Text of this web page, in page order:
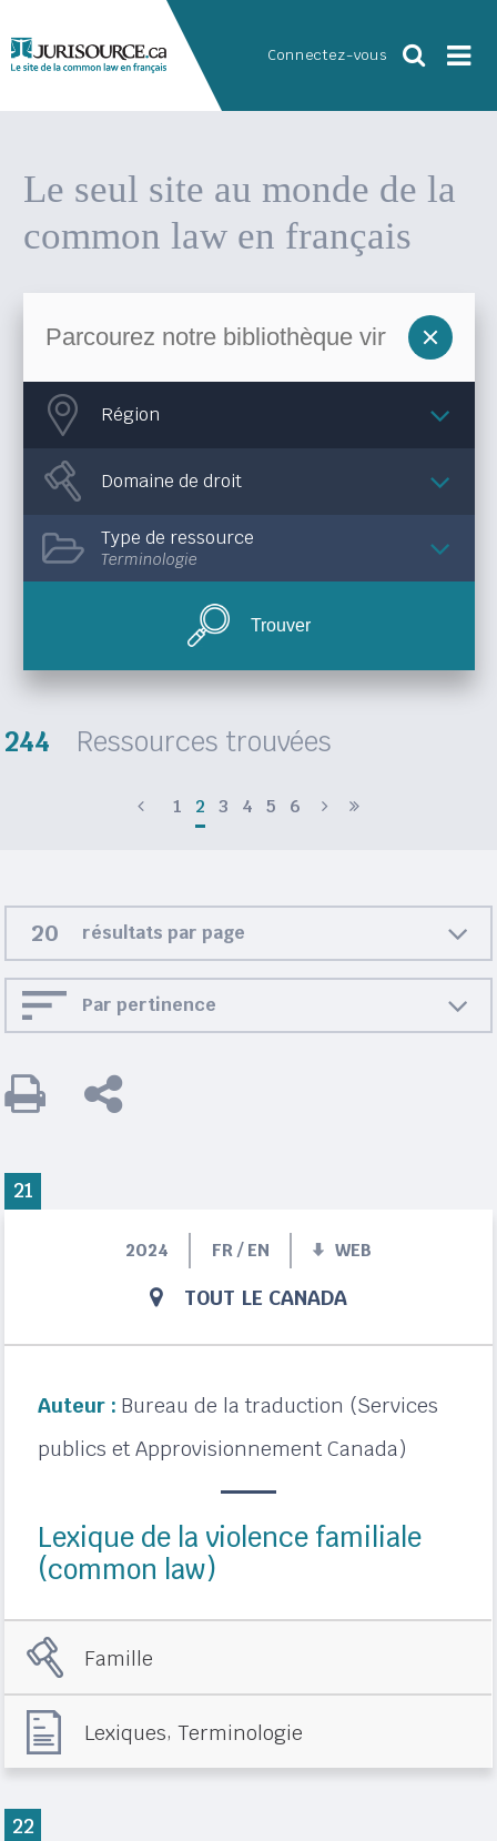
Connectez-vous
Le seul site au monde de la
common law en français
Région
Domaine de droit
Type de ressource
Terminologie
Trouver
244 Ressources trouvées
1 2 3 4 5 6
résultats par page
Par pertinence
2024 FR / EN WEB
TOUT LE CANADA
Auteur : Bureau de la traduction (Services
publics et Approvisionnement Canada)
Lexique de la violence familiale
(common law)
Famille
Lexiques,Terminologie
21
22